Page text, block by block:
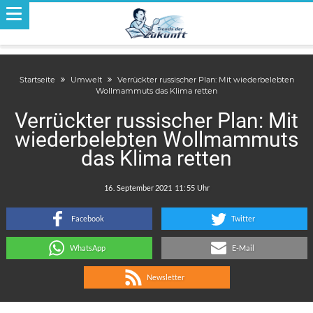
Startseite Umwelt
Verrückter russischer Plan: Mit wiederbelebten
Wollmammuts das Klima retten
Verrückter russischer Plan: Mit
wiederbelebten Wollmammuts
das Klima retten
:
Facebook Twitter
WhatsApp E-Mail
Newsletter